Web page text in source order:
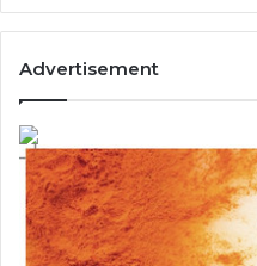
Advertisement